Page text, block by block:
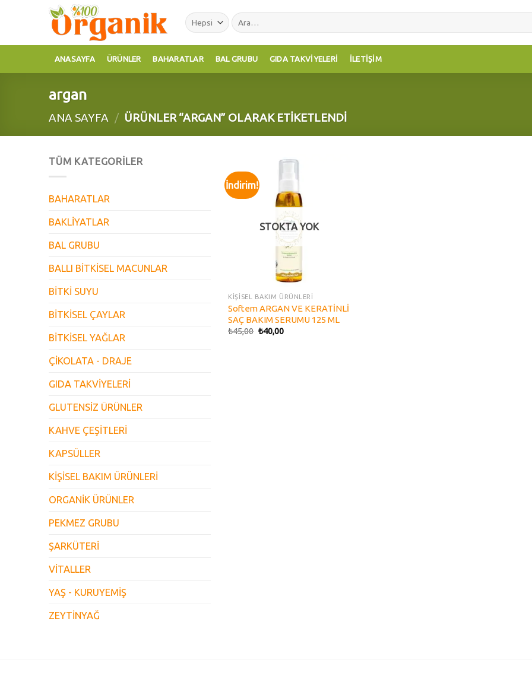
Ara:
ANASAYFA ÜRÜNLER BAHARATLAR BAL GRUBU GIDA TAKVIYELERI İLETIŞIM
argan
ANA SAYFA / ÜRÜNLER “ARGAN” OLARAK ETIKETLENDI
TÜM KATEGORILER
BAHARATLAR
BAKLİYATLAR
BAL GRUBU
BALLI BİTKİSEL MACUNLAR
BİTKİ SUYU
BİTKİSEL ÇAYLAR
BİTKİSEL YAĞLAR
ÇİKOLATA - DRAJE
GIDA TAKVİYELERİ
GLUTENSİZ ÜRÜNLER
KAHVE ÇEŞİTLERİ
KAPSÜLLER
KİŞİSEL BAKIM ÜRÜNLERİ
ORGANİK ÜRÜNLER
PEKMEZ GRUBU
ŞARKÜTERİ
VİTALLER
YAŞ - KURUYEMİŞ
ZEYTİNYAĞ
İndirim!
STOKTA YOK
KİŞİSEL BAKIM ÜRÜNLERİ
Softem ARGAN VE KERATİNLİ
SAÇ BAKIM SERUMU 125 ML
₺45,00 ₺40,00